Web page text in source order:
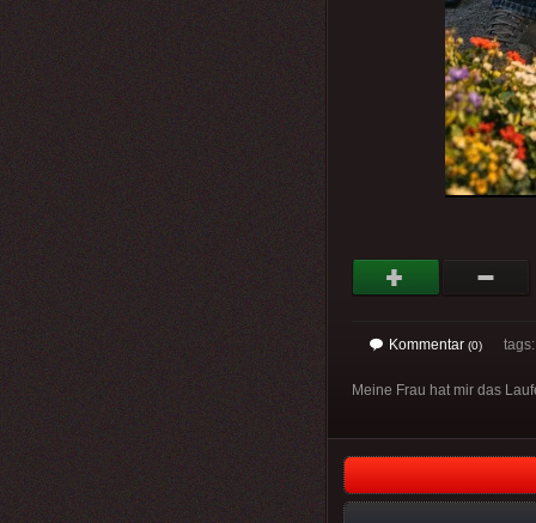
Kommentar (0)
Meine Frau hat mir das